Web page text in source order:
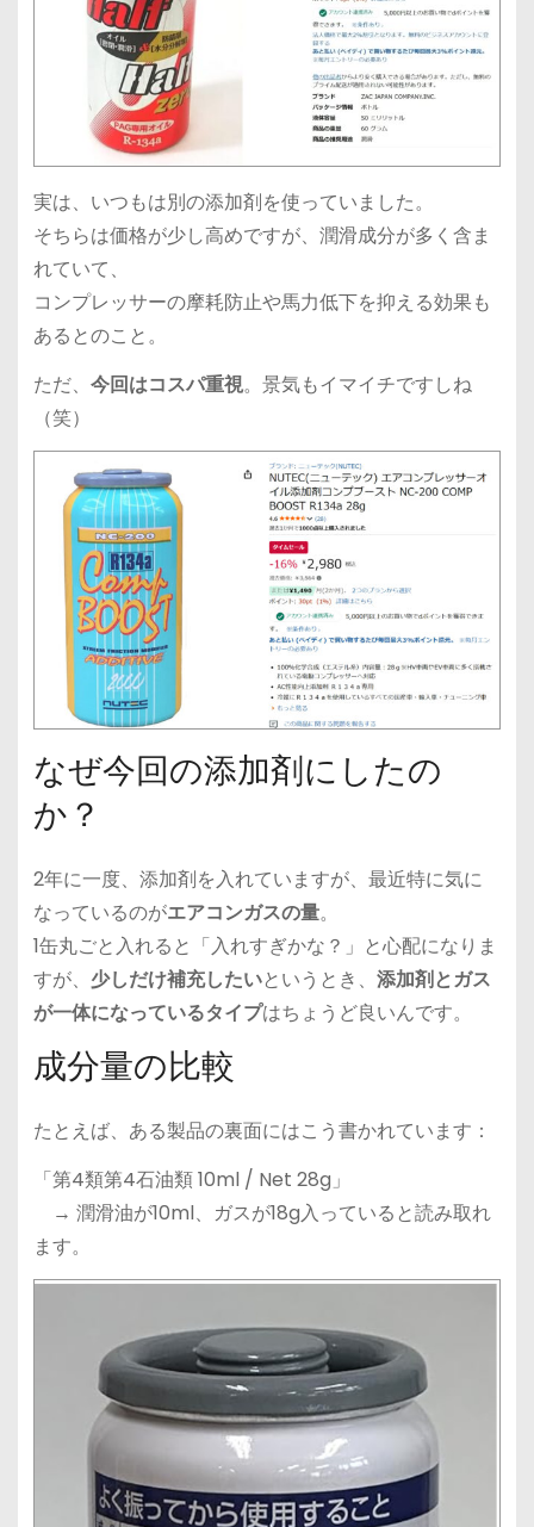
実は、いつもは別の添加剤を使っていました。
そちらは価格が少し高めですが、潤滑成分が多く含ま
れていて、
コンプレッサーの摩耗防止や馬力低下を抑える効果も
あるとのこと。
ただ、 今回はコスパ重視。景気もイマイチですしね
（笑）
なぜ今回の添加剤にしたの
か？
2年に一度、添加剤を入れていますが、最近特に気に
なっているのがエアコンガスの量。
1缶丸ごと入れると「入れすぎかな？」と心配になりま
すが、 少しだけ補充したいというとき、 添加剤とガス
が一体になっているタイプはちょうど良いんです。
成分量の比較
たとえば、ある製品の裏面にはこう書かれています：
「第4類第4石油類 10ml / Net 28g」
→ 潤滑油が10ml、ガスが18g入っていると読み取れ
ます。